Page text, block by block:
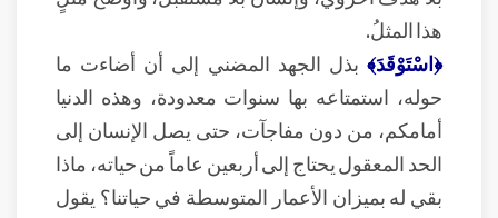
هذا المثلُ.
﴿اسْتَوْقَدَ﴾ بذل الجهد المضني إلى أن أضاءت ما
حوله، استمتاعه بها سنوات معدودة، وهذه الدنيا
أمامكم، من دون مفاجآت، حتى يصل الإنسان إلى
الحد المعقول يحتاج إلى أربعين عاماً من حياته، ماذا
بقي له بميزان الأعمار المتوسطة في حياتنا؟ يقول